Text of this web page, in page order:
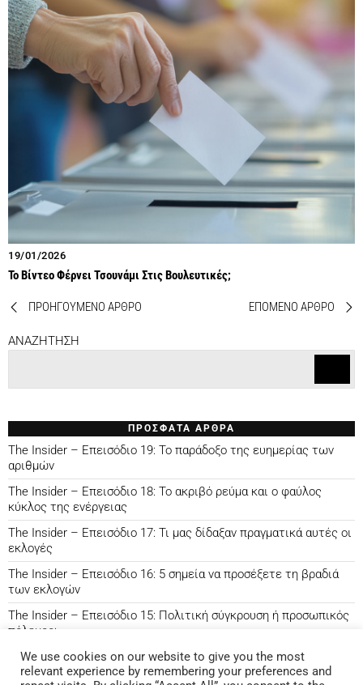
19/01/2026
Το Βίντεο Φέρνει Τσουνάμι Στις Βουλευτικές;
ΠΡΟΗΓΟΥΜΕΝΟ ΑΡΘΡΟ ΕΠΟΜΕΝΟ ΑΡΘΡΟ
ANAZHTHΣΗ
ΠΡΟΣΦΑΤΑ ΑΡΘΡΑ
The Insider – Επεισόδιο 19: Το παράδοξο της ευημερίας των
αριθμών
The Insider – Επεισόδιο 18: Το ακριβό ρεύμα και ο φαύλος
κύκλος της ενέργειας
The Insider – Επεισόδιο 17: Τι μας δίδαξαν πραγματικά αυτές οι
εκλογές
The Insider – Επεισόδιο 16: 5 σημεία να προσέξετε τη βραδιά
των εκλογών
The Insider – Επεισόδιο 15: Πολιτική σύγκρουση ή προσωπικός
πόλεμος;
We use cookies on our website to give you the most
relevant experience by remembering your preferences and